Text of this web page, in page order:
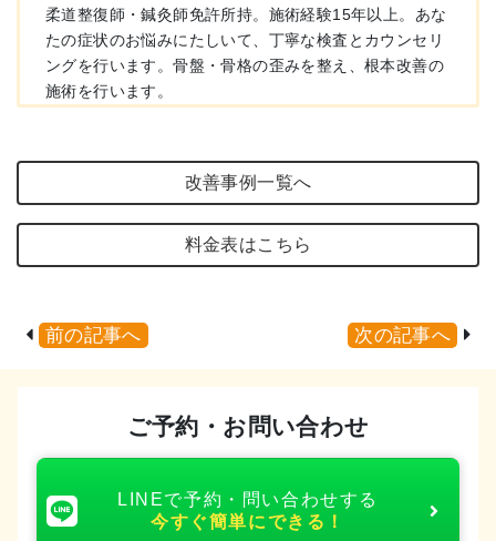
柔道整復師・鍼灸師免許所持。施術経験15年以上。あな
たの症状のお悩みにたしいて、丁寧な検査とカウンセリ
ングを行います。骨盤・骨格の歪みを整え、根本改善の
施術を行います。
改善事例一覧へ
料金表はこちら
前の記事へ 次の記事へ
ご予約・お問い合わせ
LINEで予約・問い合わせする
今すぐ簡単にできる！